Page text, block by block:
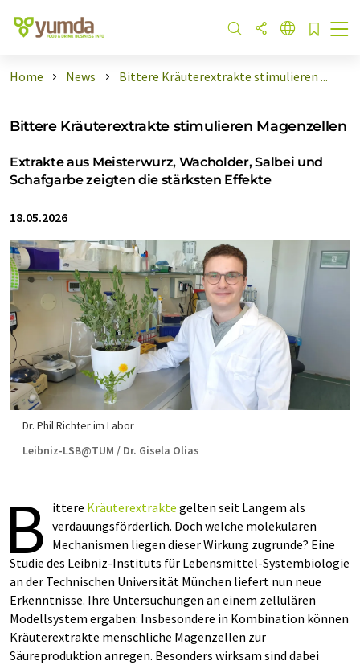
Home News Bittere Kräuterextrakte stimulieren ...
Bittere Kräuterextrakte stimulieren Magenzellen
Extrakte aus Meisterwurz, Wacholder, Salbei und
Schafgarbe zeigten die stärksten Effekte
18.05.2026
Dr. Phil Richter im Labor
Leibniz-LSB@TUM / Dr. Gisela Olias
B ittere Kräuterextrakte gelten seit Langem als
verdauungsförderlich. Doch welche molekularen
Mechanismen liegen dieser Wirkung zugrunde? Eine
Studie des Leibniz-Instituts für Lebensmittel-Systembiologie
an der Technischen Universität München liefert nun neue
Erkenntnisse. Ihre Untersuchungen an einem zellulären
Modellsystem ergaben: Insbesondere in Kombination können
Kräuterextrakte menschliche Magenzellen zur
Säureproduktion anregen. Besonders wirksam sind dabei